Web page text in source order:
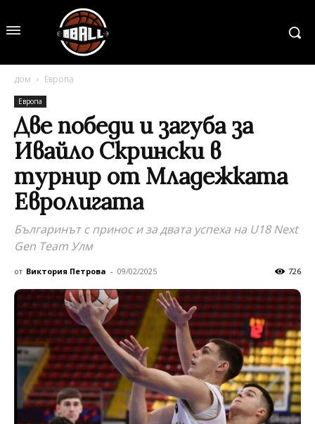
дом Европа
Европа
Две победи и загуба за
Ивайло Скрински в
турнир от Младежката
Евролигата
Българинът с принос и за двата успеха на U18 Next
Gen Team Улм
от Виктория Петрова - 09/02/2025 726